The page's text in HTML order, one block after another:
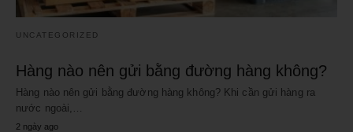
UNCATEGORIZED
Hàng nào nên gửi bằng đường hàng không?
Hàng nào nên gửi bằng đường hàng không? Khi cần gửi hàng ra
nước ngoài,…
2 ngày ago